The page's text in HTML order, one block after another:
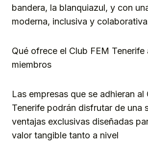
bandera, la blanquiazul, y con
moderna, inclusiva y
Qué ofrece el Club FEM Tenerife
miembros
Las empresas que se adhieran al
Tenerife podrán disfrutar de una
ventajas exclusivas diseñadas
valor tangible tanto a nivel